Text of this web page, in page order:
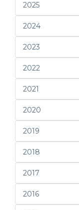
2025
2024
2023
2022
2021
2020
2019
2018
2017
2016